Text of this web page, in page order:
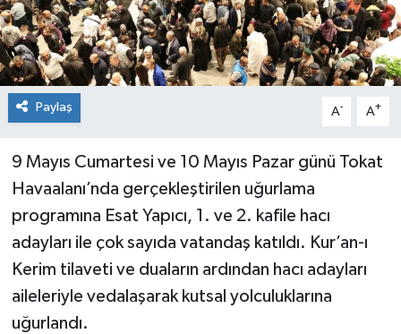
Paylaş A- A+
9 Mayıs Cumartesi ve 10 Mayıs Pazar günü Tokat
Havaalanı’nda gerçekleştirilen uğurlama
programına Esat Yapıcı, 1. ve 2. kafile hacı
adayları ile çok sayıda vatandaş katıldı. Kur’an-ı
Kerim tilaveti ve duaların ardından hacı adayları
aileleriyle vedalaşarak kutsal yolculuklarına
uğurlandı.